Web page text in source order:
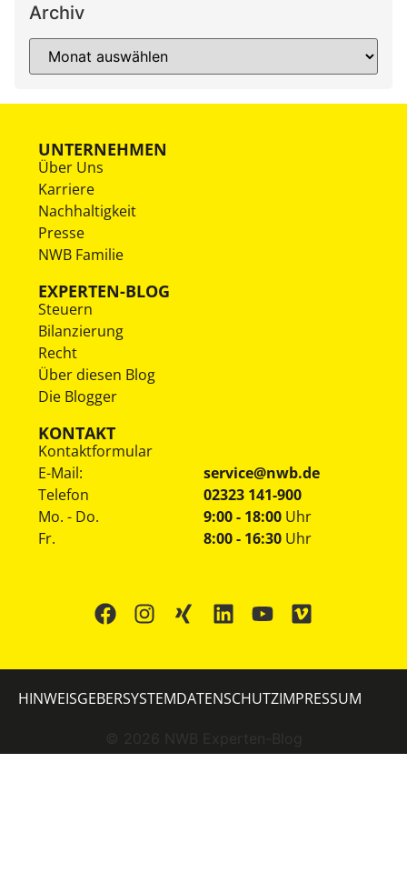
Archiv
UNTERNEHMEN
Über Uns
Karriere
Nachhaltigkeit
Presse
NWB Familie
EXPERTEN-BLOG
Steuern
Bilanzierung
Recht
Über diesen Blog
Die Blogger
KONTAKT
Kontaktformular
E-Mail:
service@nwb.de
Telefon
02323 141-900
Mo. - Do.
Fr.
9:00 - 18:00 Uhr
8:00 - 16:30 Uhr
© 2026 NWB Experten-Blog
HINWEISGEBERSYSTEMDATENSCHUTZIMPRESSUM